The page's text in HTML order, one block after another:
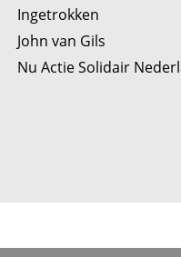
Ingetrokken
John van Gils
Nu Actie Solidair